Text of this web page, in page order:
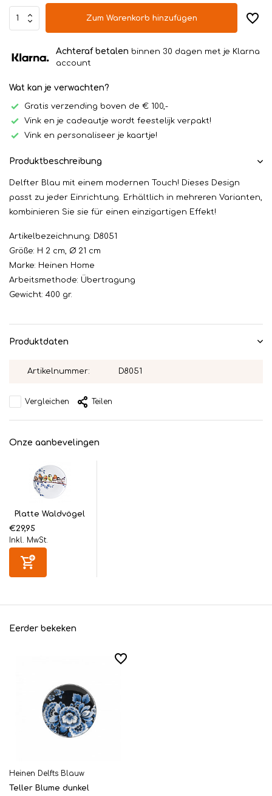
Zum Warenkorb hinzufügen
Achteraf betalen binnen 30 dagen met je Klarna
account
Wat kan je verwachten?
Gratis verzending boven de € 100,-
Vink en je cadeautje wordt feestelijk verpakt!
Vink en personaliseer je kaartje!
Produktbeschreibung
Delfter Blau mit einem modernen Touch! Dieses Design
passt zu jeder Einrichtung. Erhältlich in mehreren Varianten,
kombinieren Sie sie für einen einzigartigen Effekt!
Artikelbezeichnung: D8051
Größe: H 2 cm, Ø 21 cm
Marke: Heinen Home
Arbeitsmethode: Übertragung
Gewicht: 400 gr.
Produktdaten
Artikelnummer: D8051
Vergleichen Teilen
Onze aanbevelingen
Platte Waldvögel
€29,95
Inkl. MwSt.
Eerder bekeken
Heinen Delfts Blauw
Teller Blume dunkel